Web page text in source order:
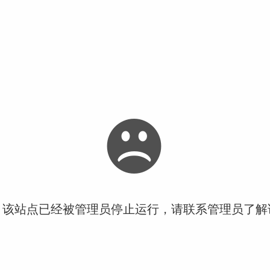
站点已经被管理员停止运行，请联系管理员了